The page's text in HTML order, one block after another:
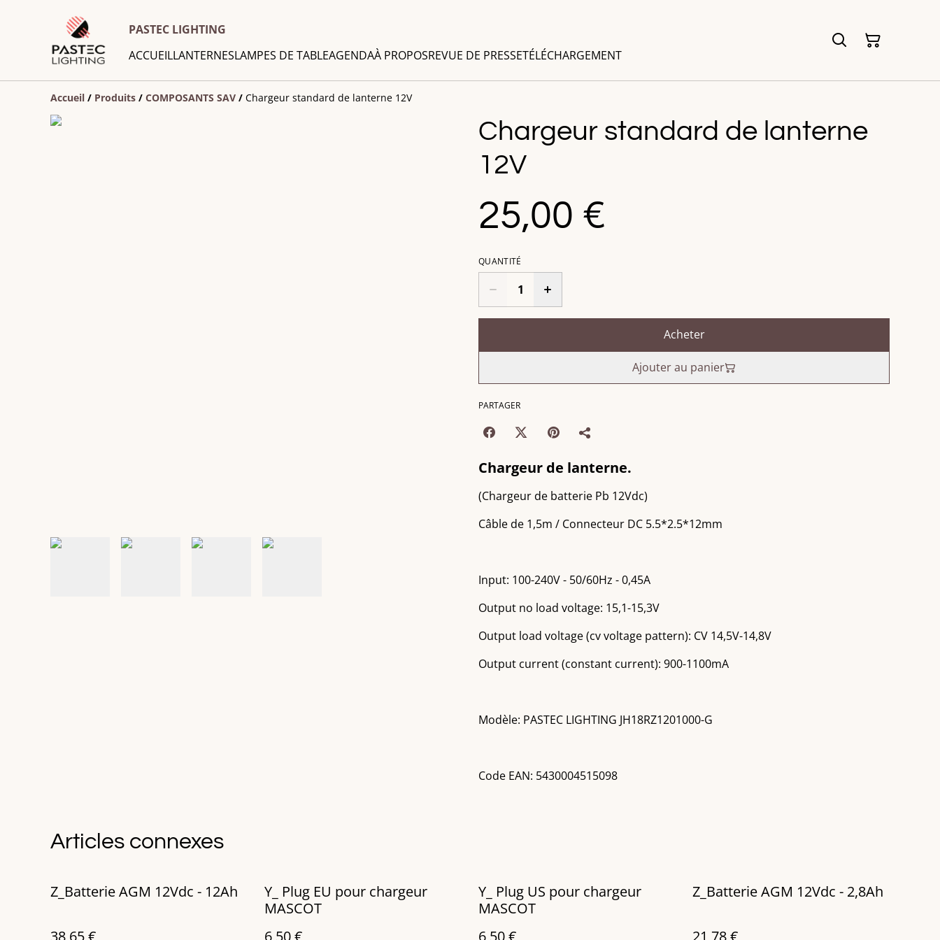
PASTEC LIGHTING
ACCUEILLANTERNESLAMPES DE TABLEAGENDAÀ PROPOSREVUE DE PRESSETÉLÉCHARGEMENT
Accueil / Produits / COMPOSANTS SAV / Chargeur standard de lanterne 12V
Chargeur standard de lanterne
12V
25,00 €
QUANTITÉ
Acheter
Ajouter au panier
PARTAGER
Chargeur de lanterne.
(Chargeur de batterie Pb 12Vdc)
Câble de 1,5m / Connecteur DC 5.5*2.5*12mm
Input: 100-240V - 50/60Hz - 0,45A
Output no load voltage: 15,1-15,3V
Output load voltage (cv voltage pattern): CV 14,5V-14,8V
Output current (constant current): 900-1100mA
Modèle: PASTEC LIGHTING JH18RZ1201000-G
Code EAN: 5430004515098
Articles connexes
Z_Batterie AGM 12Vdc - 12Ah
38,65 €
Y_ Plug EU pour chargeur
MASCOT
6,50 €
Y_ Plug US pour chargeur
MASCOT
6,50 €
Z_Batterie AGM 12Vdc - 2,8Ah
21,78 €